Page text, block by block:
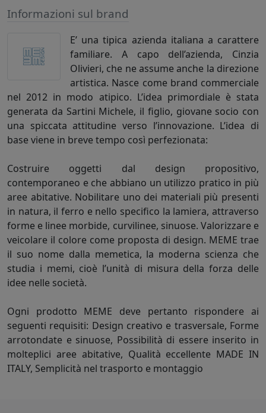
Informazioni sul brand
E’ una tipica azienda italiana a carattere
familiare. A capo dell’azienda, Cinzia
Olivieri, che ne assume anche la direzione
artistica. Nasce come brand commerciale
nel 2012 in modo atipico. L’idea primordiale è stata
generata da Sartini Michele, il figlio, giovane socio con
una spiccata attitudine verso l’innovazione. L’idea di
base viene in breve tempo così perfezionata:
Costruire oggetti dal design propositivo,
contemporaneo e che abbiano un utilizzo pratico in più
aree abitative. Nobilitare uno dei materiali più presenti
in natura, il ferro e nello specifico la lamiera, attraverso
forme e linee morbide, curvilinee, sinuose. Valorizzare e
veicolare il colore come proposta di design. MEME trae
il suo nome dalla memetica, la moderna scienza che
studia i memi, cioè l’unità di misura della forza delle
idee nelle società.
Ogni prodotto MEME deve pertanto rispondere ai
seguenti requisiti: Design creativo e trasversale, Forme
arrotondate e sinuose, Possibilità di essere inserito in
molteplici aree abitative, Qualità eccellente MADE IN
ITALY, Semplicità nel trasporto e montaggio